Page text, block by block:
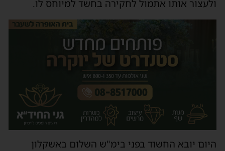
ולעצור אותו אתמול לחקירה בחשד למיוחס לו.
היום יובא החשוד בפני בימ"ש השלום באשקלון